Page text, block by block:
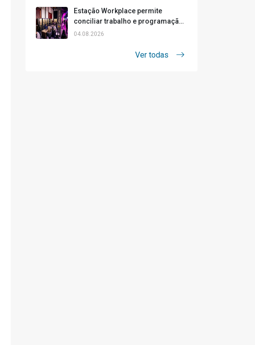
Estação Workplace permite
conciliar trabalho e programação
da Cidade da Advocacia
04.08.2026
Ver todas